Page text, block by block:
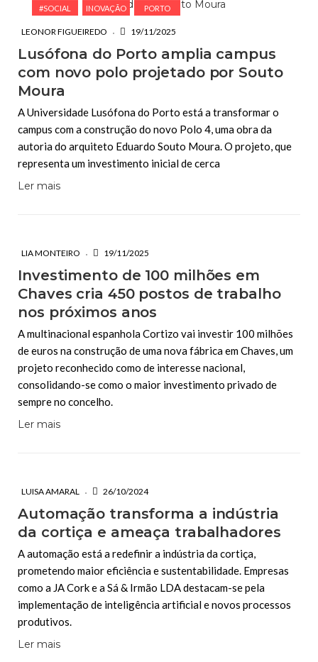
#SOCIAL INOVAÇÃO PORTO
LEONOR FIGUEIREDO 19/11/2025
Lusófona do Porto amplia campus
com novo polo projetado por Souto
Moura
A Universidade Lusófona do Porto está a transformar o
campus com a construção do novo Polo 4, uma obra da
autoria do arquiteto Eduardo Souto Moura. O projeto, que
representa um investimento inicial de cerca
Ler mais
LIA MONTEIRO 19/11/2025
Investimento de 100 milhões em
Chaves cria 450 postos de trabalho
nos próximos anos
A multinacional espanhola Cortizo vai investir 100 milhões
de euros na construção de uma nova fábrica em Chaves, um
projeto reconhecido como de interesse nacional,
consolidando-se como o maior investimento privado de
sempre no concelho.
Ler mais
LUISA AMARAL 26/10/2024
Automação transforma a indústria
da cortiça e ameaça trabalhadores
A automação está a redefinir a indústria da cortiça,
prometendo maior eficiência e sustentabilidade. Empresas
como a JA Cork e a Sá & Irmão LDA destacam-se pela
implementação de inteligência artificial e novos processos
produtivos.
Ler mais